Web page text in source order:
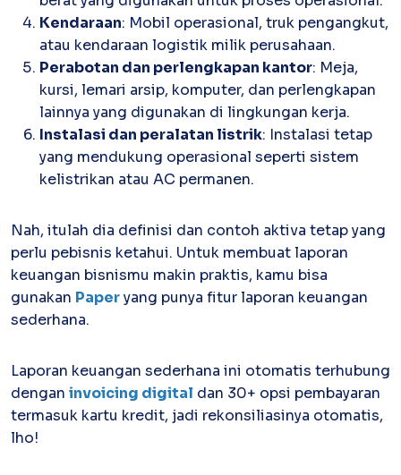
Kendaraan: Mobil operasional, truk pengangkut,
atau kendaraan logistik milik perusahaan.
Perabotan dan perlengkapan kantor: Meja,
kursi, lemari arsip, komputer, dan perlengkapan
lainnya yang digunakan di lingkungan kerja.
Instalasi dan peralatan listrik: Instalasi tetap
yang mendukung operasional seperti sistem
kelistrikan atau AC permanen.
Nah, itulah dia definisi dan contoh aktiva tetap yang
perlu pebisnis ketahui. Untuk membuat laporan
keuangan bisnismu makin praktis, kamu bisa
gunakan Paperyang punya fitur laporan keuangan
sederhana.
Laporan keuangan sederhana ini otomatis terhubung
dengan invoicing digital dan 30+ opsi pembayaran
termasuk kartu kredit, jadi rekonsiliasinya otomatis,
lho!